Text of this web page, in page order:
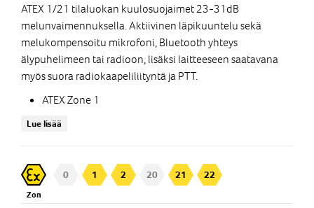
ATEX 1/21 tilaluokan kuulosuojaimet 23-31dB
melunvaimennuksella. Aktiivinen läpikuuntelu sekä
melukompensoitu mikrofoni, Bluetooth yhteys
älypuhelimeen tai radioon, lisäksi laitteeseen saatavana
myös suora radiokaapeliliityntä ja PTT.
ATEX Zone 1
Erittäin selkeä äänenlaatu myös
meluisessa ympäristössä
Bluetooth yhteys puhelinkäyttöön sekä audion
kuunteluun
Lue lisää
Zon
0 1 2 20 21 22